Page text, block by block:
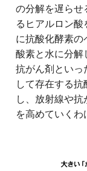
の分解を遅らせ
るヒアルロン酸
に抗酸化酵素の
酸素と水に分解
抗がん剤といっ
して存在する
し、放射線や
を高めていくわ